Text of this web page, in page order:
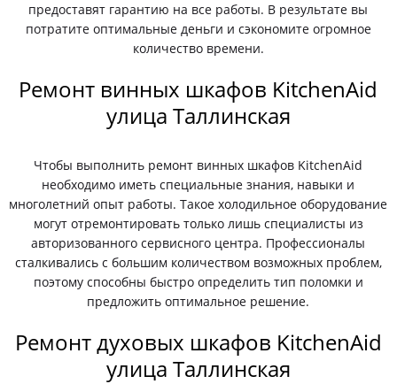
предоставят гарантию на все работы. В результате вы
потратите оптимальные деньги и сэкономите огромное
количество времени.
Ремонт винных шкафов KitchenAid
улица Таллинская
Чтобы выполнить ремонт винных шкафов KitchenAid
необходимо иметь специальные знания, навыки и
многолетний опыт работы. Такое холодильное оборудование
могут отремонтировать только лишь специалисты из
авторизованного сервисного центра. Профессионалы
сталкивались с большим количеством возможных проблем,
поэтому способны быстро определить тип поломки и
предложить оптимальное решение.
Ремонт духовых шкафов KitchenAid
улица Таллинская